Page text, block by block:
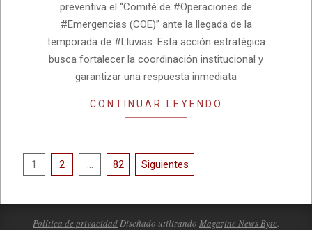
preventiva el “Comité de #Operaciones de
#Emergencias (COE)” ante la llegada de la
temporada de #Lluvias. Esta acción estratégica
busca fortalecer la coordinación institucional y
garantizar una respuesta inmediata
CONTINUAR LEYENDO
Paginación
entradas
1 2 … 82 Siguientes
Política de privacidadDiseñado utilizando Magazine News Byte.